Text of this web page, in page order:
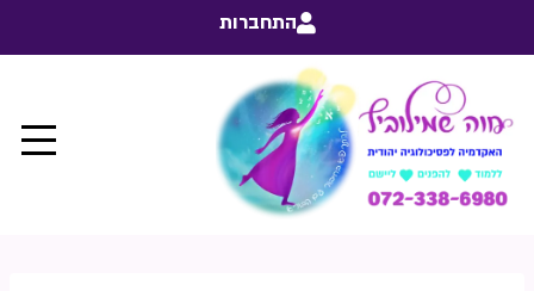
התחברות